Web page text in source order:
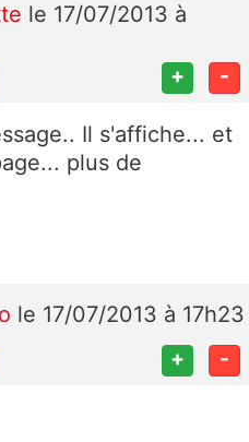
le 17/07/2013 à
+ -
Il s'affiche... et
plus de
le 17/07/2013 à 17h23
+ -